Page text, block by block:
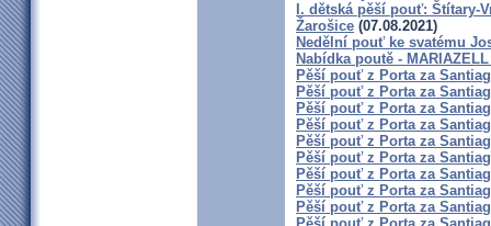
I. dětská pěší pouť: Štítary-
Žarošice (07.08.2021)
Nedělní pouť ke svatému
Nabídka poutě -
Pěší pouť z Porta za
Pěší pouť z Porta za
Pěší pouť z Porta za
Pěší pouť z Porta za
Pěší pouť z Porta za
Pěší pouť z Porta za
Pěší pouť z Porta za
Pěší pouť z Porta za
Pěší pouť z Porta za